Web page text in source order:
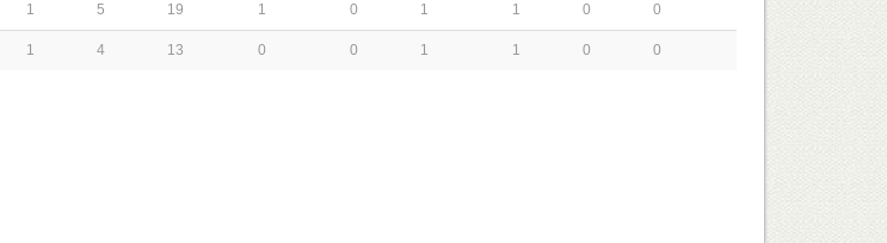
1 5 19 1 0 1 1 0 0
1 4 13 0 0 1 1 0 0